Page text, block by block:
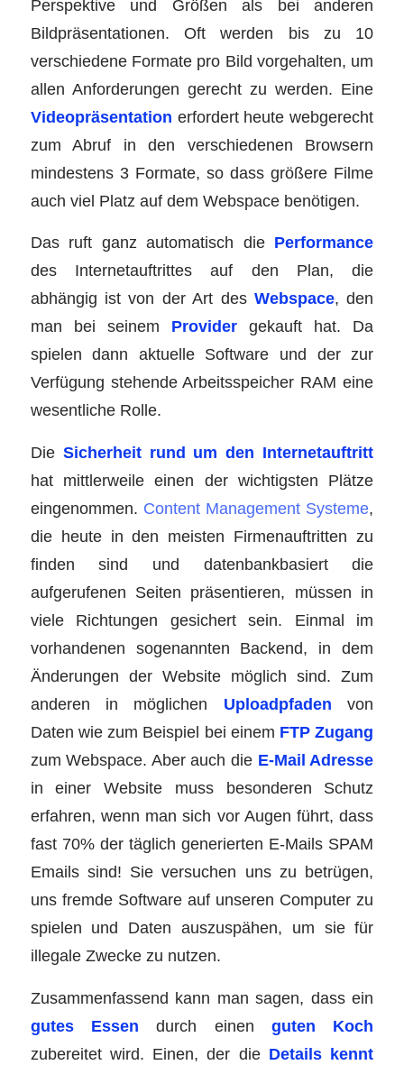
Perspektive und Größen als bei anderen
Bildpräsentationen. Oft werden bis zu 10
verschiedene Formate pro Bild vorgehalten, um
allen Anforderungen gerecht zu werden. Eine
Videopräsentation erfordert heute webgerecht
zum Abruf in den verschiedenen Browsern
mindestens 3 Formate, so dass größere Filme
auch viel Platz auf dem Webspace benötigen.
Das ruft ganz automatisch die Performance
des Internetauftrittes auf den Plan, die
abhängig ist von der Art des Webspace, den
man bei seinem Provider gekauft hat. Da
spielen dann aktuelle Software und der zur
Verfügung stehende Arbeitsspeicher RAM eine
wesentliche Rolle.
Die Sicherheit rund um den Internetauftritt
hat mittlerweile einen der wichtigsten Plätze
eingenommen. Content Management Systeme,
die heute in den meisten Firmenauftritten zu
finden sind und datenbankbasiert die
aufgerufenen Seiten präsentieren, müssen in
viele Richtungen gesichert sein. Einmal im
vorhandenen sogenannten Backend, in dem
Änderungen der Website möglich sind. Zum
anderen in möglichen Uploadpfaden von
Daten wie zum Beispiel bei einem FTP Zugang
zum Webspace. Aber auch die E-Mail Adresse
in einer Website muss besonderen Schutz
erfahren, wenn man sich vor Augen führt, dass
fast 70% der täglich generierten E-Mails SPAM
Emails sind! Sie versuchen uns zu betrügen,
uns fremde Software auf unseren Computer zu
spielen und Daten auszuspähen, um sie für
illegale Zwecke zu nutzen.
Zusammenfassend kann man sagen, dass ein
gutes Essen durch einenguten Koch
zubereitet wird. Einen, der die Details kennt